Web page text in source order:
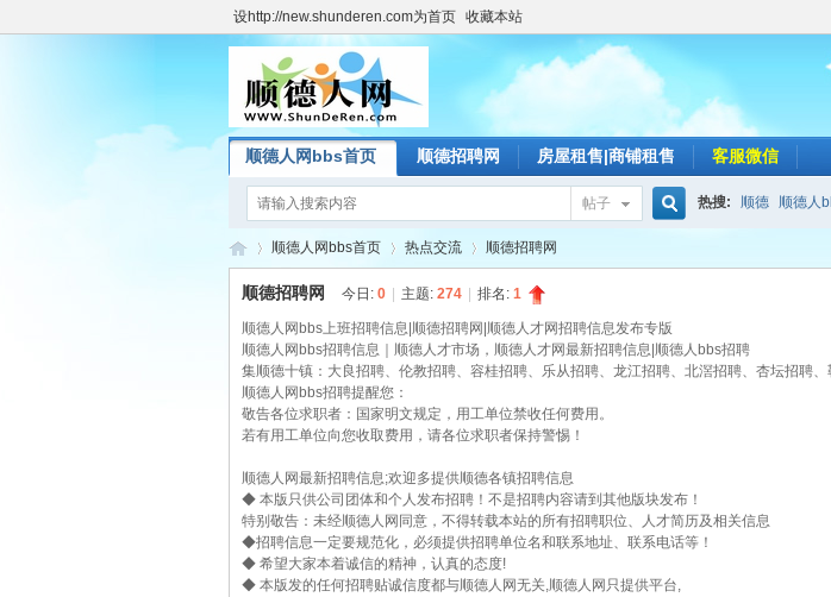
设http://new.shunderen.com为首页 收藏本站
顺德人网bbs首页 顺德招聘网 房屋租售|商铺租售 客服微信
帖子
索
热搜: 顺德 顺德人
德
»
顺德人网bbs首页 热点交流
›
顺德招聘网
顺德招聘网 今日: 0 主题: 274 排名: 1
顺德人网bbs上班招聘信息|顺德招聘网|顺德人才网招聘信息发布专版
顺德人网bbs招聘信息｜顺德人才市场，顺德人才网最新招聘信息|顺德人bbs招聘
集顺德十镇：大良招聘、伦教招聘、容桂招聘、乐从招聘、龙江招聘、北滘招聘、杏坛招聘、
顺德人网bbs招聘提醒您：
敬告各位求职者：国家明文规定，用工单位禁收任何费用。
若有用工单位向您收取费用，请各位求职者保持警惕！
顺德人网最新招聘信息;欢迎多提供顺德各镇招聘信息
◆ 本版只供公司团体和个人发布招聘！不是招聘内容请到其他版块发布！
特别敬告：未经顺德人网同意，不得转载本站的所有招聘职位、人才简历及相关信息
◆招聘信息一定要规范化，必须提供招聘单位名和联系地址、联系电话等！
◆ 希望大家本着诚信的精神，认真的态度!
◆ 本版发的任何招聘贴诚信度都与顺德人网无关,顺德人网只提供平台,